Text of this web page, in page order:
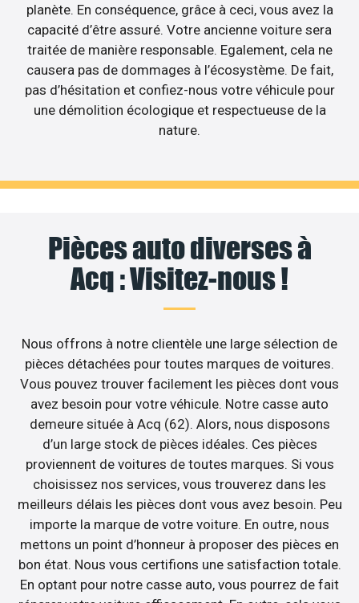
planète. En conséquence, grâce à ceci, vous avez la
capacité d’être assuré. Votre ancienne voiture sera
traitée de manière responsable. Egalement, cela ne
causera pas de dommages à l’écosystème. De fait,
pas d’hésitation et confiez-nous votre véhicule pour
une démolition écologique et respectueuse de la
nature.
Pièces auto diverses à
Acq : Visitez-nous !
Nous offrons à notre clientèle une large sélection de
pièces détachées pour toutes marques de voitures.
Vous pouvez trouver facilement les pièces dont vous
avez besoin pour votre véhicule. Notre casse auto
demeure située à Acq (62). Alors, nous disposons
d’un large stock de pièces idéales. Ces pièces
proviennent de voitures de toutes marques. Si vous
choisissez nos services, vous trouverez dans les
meilleurs délais les pièces dont vous avez besoin. Peu
importe la marque de votre voiture. En outre, nous
mettons un point d’honneur à proposer des pièces en
bon état. Nous vous certifions une satisfaction totale.
En optant pour notre casse auto, vous pourrez de fait